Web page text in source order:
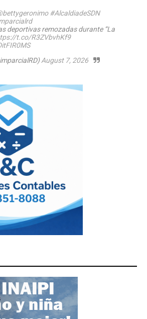
#AlcaldiadeSDN
deportivas remozadas durante “La
t.co/R3ZVbvhKf9
August 7, 2026